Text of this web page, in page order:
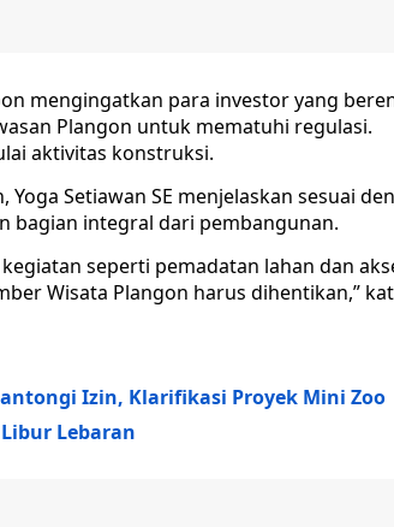
mengingatkan para investor yang
Plangon untuk mematuhi regulasi.
aktivitas konstruksi.
Setiawan SE menjelaskan sesuai
bagian integral dari pembangunan.
seperti pemadatan lahan dan
Wisata Plangon harus dihentikan,”
Izin, Klarifikasi Proyek Mini Zoo
Lebaran